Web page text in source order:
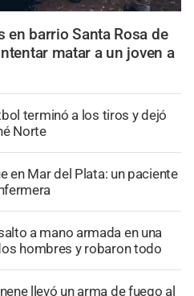
en barrio Santa Rosa de
matar a un joven a
terminó a los tiros y dejó
Norte
en Mar del Plata: un paciente
a mano armada en una
hombres y robaron todo
llevó un arma de fuego al